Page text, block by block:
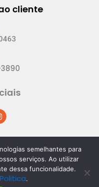
cliente
Todos os direitos
semelhantes para
serviços. Ao utilizar
dessa funcionalidade.
Politica.